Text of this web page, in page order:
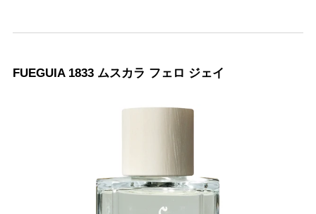
FUEGUIA 1833 ムスカラ フェロ ジェイ